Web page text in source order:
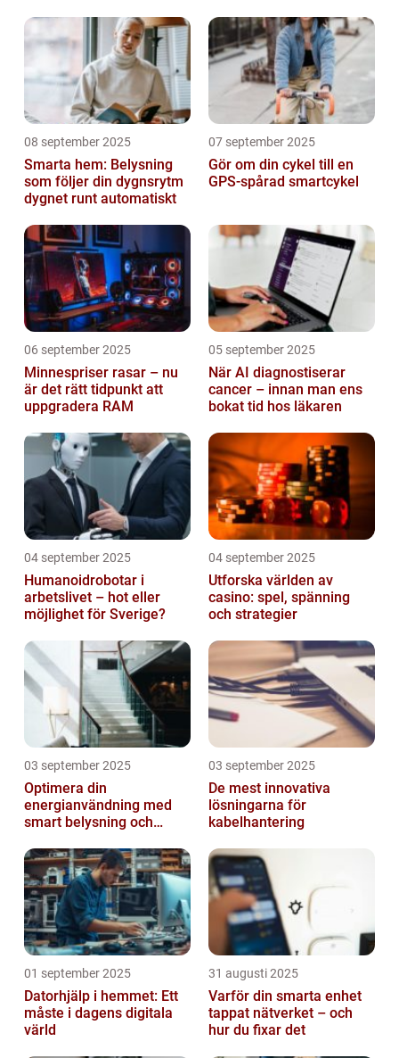
08 september 2025
Smarta hem: Belysning
som följer din dygnsrytm
dygnet runt automatiskt
07 september 2025
Gör om din cykel till en
GPS-spårad smartcykel
06 september 2025
Minnespriser rasar – nu
är det rätt tidpunkt att
uppgradera RAM
05 september 2025
När AI diagnostiserar
cancer – innan man ens
bokat tid hos läkaren
04 september 2025
Humanoidrobotar i
arbetslivet – hot eller
möjlighet för Sverige?
04 september 2025
Utforska världen av
casino: spel, spänning
och strategier
03 september 2025
Optimera din
energianvändning med
smart belysning och
03 september 2025
De mest innovativa
lösningarna för
kabelhantering
01 september 2025
Datorhjälp i hemmet: Ett
måste i dagens digitala
värld
31 augusti 2025
Varför din smarta enhet
tappat nätverket – och
hur du fixar det